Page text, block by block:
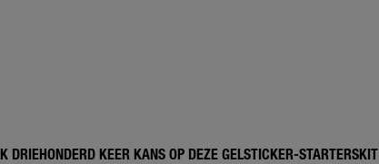
KEER KANS OP DEZE GELSTICKER-STARTERSKIT